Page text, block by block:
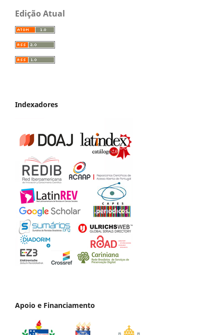
Edição Atual
Indexadores
Apoio e Financiamento